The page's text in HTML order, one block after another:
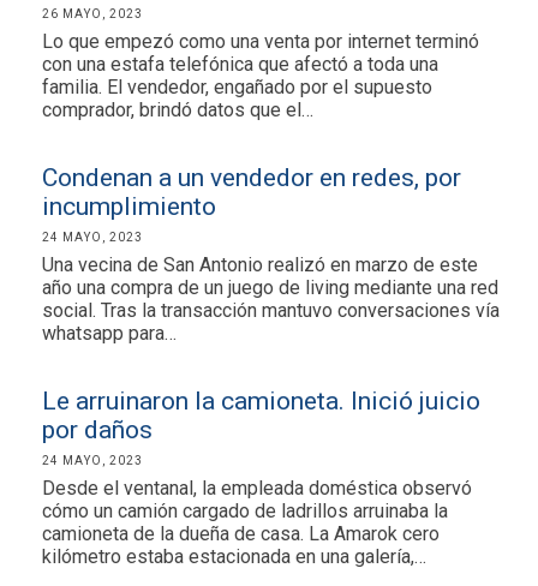
26 MAYO, 2023
Lo que empezó como una venta por internet terminó
con una estafa telefónica que afectó a toda una
familia. El vendedor, engañado por el supuesto
comprador, brindó datos que el…
Condenan a un vendedor en redes, por
incumplimiento
24 MAYO, 2023
Una vecina de San Antonio realizó en marzo de este
año una compra de un juego de living mediante una red
social. Tras la transacción mantuvo conversaciones vía
whatsapp para…
Le arruinaron la camioneta. Inició juicio
por daños
24 MAYO, 2023
Desde el ventanal, la empleada doméstica observó
cómo un camión cargado de ladrillos arruinaba la
camioneta de la dueña de casa. La Amarok cero
kilómetro estaba estacionada en una galería,…